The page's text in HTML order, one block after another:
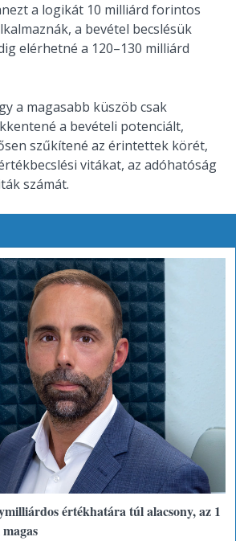
a logikát 10 milliárd forintos
a bevétel becslésük
elérhetné a 120–130 milliárd
a magasabb küszöb csak
a bevételi potenciált,
szűkítené az érintettek körét,
vitákat, az adóhatóság
számát.
értékhatára túl alacsony, az 1